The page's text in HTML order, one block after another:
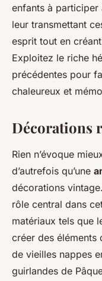
enfants à participer
leur transmettant
esprit tout en
Exploitez le riche
précédentes pour
chaleureux et
Décorations
Rien n’évoque
d’autrefois qu’une
décorations
rôle central dans
matériaux tels que
créer des éléments
de vieilles nappes
guirlandes de